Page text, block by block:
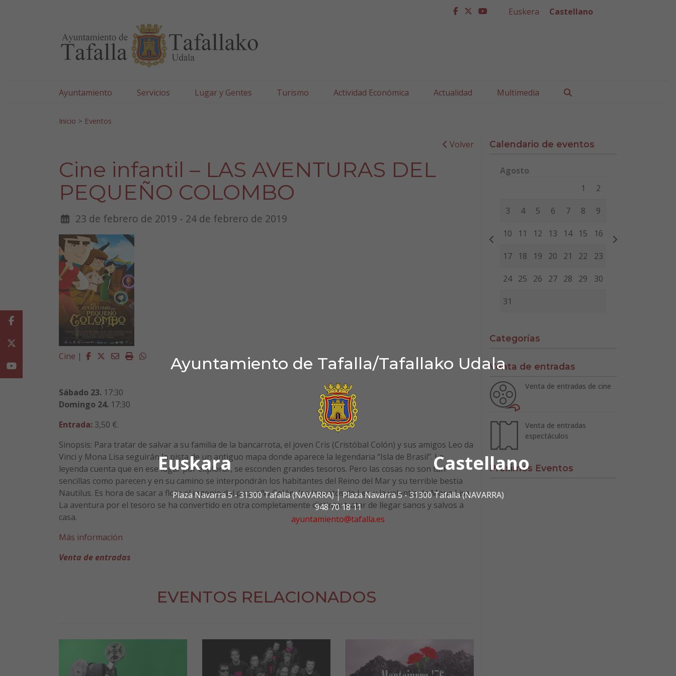
Ayuntamiento de Tafalla/Tafallako Udala
Euskara Castellano
Plaza Navarra 5 - 31300 Tafalla (NAVARRA)
Plaza Navarra 5 - 31300 Tafalla (NAVARRA)
948 70 18 11
ayuntamiento@tafalla.es
facebook
twitter
youtube
Euskera Castellano
Ayuntamiento Servicios Lugar y Gentes Turismo Actividad Económica Actualidad Multimedia
Inicio > Eventos
Volver
Cine infantil – LAS AVENTURAS DEL
PEQUEÑO COLOMBO
23 de febrero de 2019 - 24 de febrero de 2019
Cine | Facebook
Twitter
EmailImprimirWhatsapp
Sábado 23. 17:30
Domingo 24. 17:30
Entrada: 3,50 €.
Sinopsis: Para tratar de salvar a su familia de la bancarrota, el joven Cris (Cristóbal Colón) y sus amigos Leo da
Vinci y Mona Lisa seguirán la pista de un antiguo mapa donde aparece la legendaria “Isla de Brasil”. La
leyenda cuenta que en ese lugar por explorar, se esconden grandes tesoros. Pero las cosas no son tan
sencillas como parecen y en su camino se interpondrán los habitantes del Reino del Mar y su terrible bestia
Nautilus. Es hora de sacar a flote el ingenio del pequeño Colón, los inventos de Leo y la valentía de Mona Lisa.
La aventura por el tesoro se ha convertido en otra completamente distinta: tratar de llegar sanos y salvos a
casa.
Más información
Venta de entradas
EVENTOS RELACIONADOS
Calendario de eventos
Agosto
Miércoles Jueves
1 2
3 4 5 6 7 8 9
10 11 12 13 14 15 16
17 18 19 20 21 22 23
24 25 26 27 28 29 30
31
Categorías
Venta de entradas
Venta de entradas de cine
Venta de entradas
espectáculos
Próximos Eventos
Facebook
Youtube